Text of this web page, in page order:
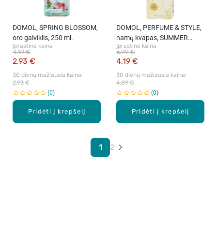
Pridėti į krepšelį
DOMOL, SPRING BLOSSOM,
oro gaiviklis, 250 ml.
Įprastinė kaina
2,93 €
4,19 €
30 dienų mažiausia kaina:
2,93 €
0
Pridėti į krepšelį
DOMOL, PERFUME & STYLE,
namų kvapas, SUMMER
VIBES, 50 ml.
Įprastinė kaina
4,19 €
6,99 €
30 dienų mažiausia kaina:
4,89 €
0
1 2